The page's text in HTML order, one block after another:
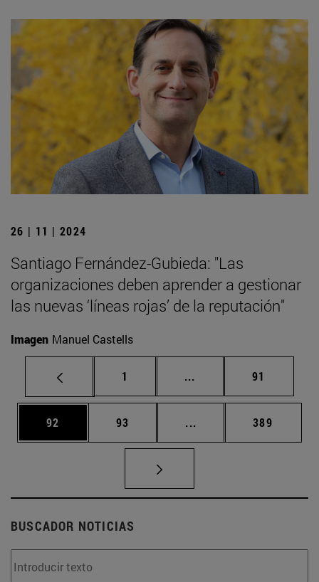
26 | 11 | 2024
Santiago Fernández-Gubieda: "Las
organizaciones deben aprender a gestionar
las nuevas ‘líneas rojas’ de la reputación"
Imagen Manuel Castells
Página
1 ... Páginas intermedias
Página
91
Página
92 Página
93 ... Páginas intermedias
Página
389
BUSCADOR NOTICIAS